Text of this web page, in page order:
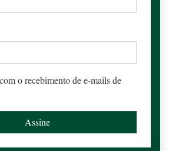
o recebimento de e-mails de